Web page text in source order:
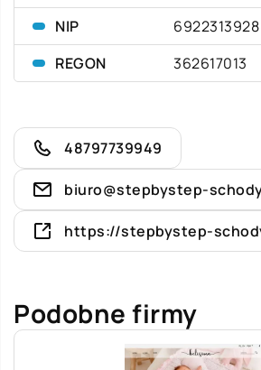
NIP
6922313928
REGON
362617013
48797739949
biuro@stepbystep-
https://stepbystep-
Podobne firmy